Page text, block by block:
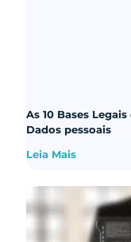
As 10 Bases
Dados pessoais
Leia Mais